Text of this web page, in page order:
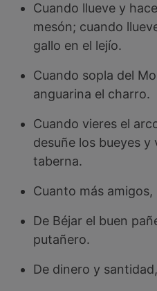
Cuando llueve y
mesón; cuando
gallo en el lejío.
Cuando sopla del
anguarina el charro.
Cuando vieres el
desuñe los bueyes y
taberna.
Cuanto más
De Béjar el buen
putañero.
De dinero y